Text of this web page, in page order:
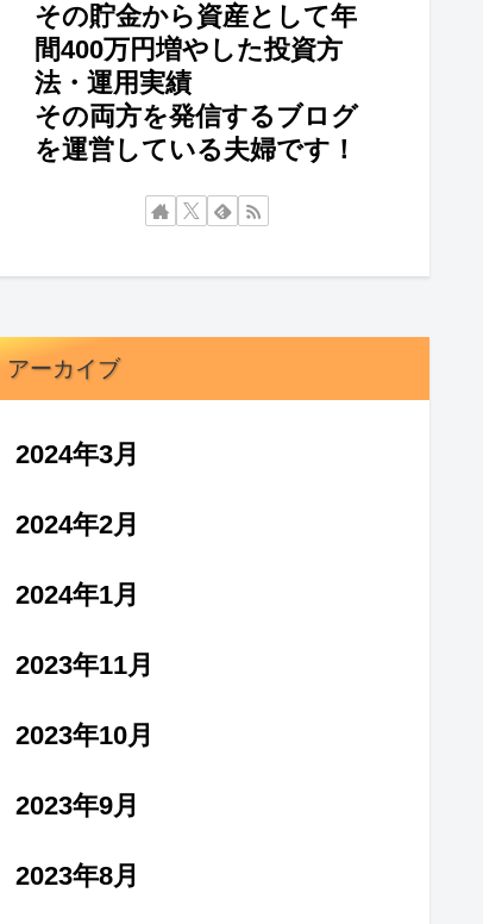
その貯金から資産として年
間400万円増やした投資方
法・運用実績
その両方を発信するブログ
を運営している夫婦です！
アーカイブ
2024年3月
2024年2月
2024年1月
2023年11月
2023年10月
2023年9月
2023年8月